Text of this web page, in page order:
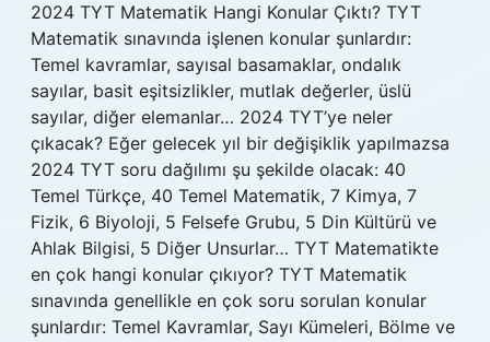
2024 TYT Matematik Hangi Konular Çıktı? TYT
Matematik sınavında işlenen konular şunlardır:
Temel kavramlar, sayısal basamaklar, ondalık
sayılar, basit eşitsizlikler, mutlak değerler, üslü
sayılar, diğer elemanlar… 2024 TYT’ye neler
çıkacak? Eğer gelecek yıl bir değişiklik yapılmazsa
2024 TYT soru dağılımı şu şekilde olacak: 40
Temel Türkçe, 40 Temel Matematik, 7 Kimya, 7
Fizik, 6 Biyoloji, 5 Felsefe Grubu, 5 Din Kültürü ve
Ahlak Bilgisi, 5 Diğer Unsurlar… TYT Matematikte
en çok hangi konular çıkıyor? TYT Matematik
sınavında genellikle en çok soru sorulan konular
şunlardır: Temel Kavramlar, Sayı Kümeleri, Bölme ve